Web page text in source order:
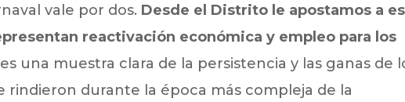
vale por dos. Desde el Distrito le apostamos a
reactivación económica y empleo para los
es una muestra clara de la persistencia y las ganas de
rindieron durante la época más compleja de la